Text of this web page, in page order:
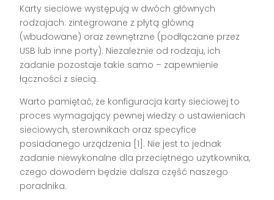
Karty sieciowe występują w dwóch głównych
rodzajach: zintegrowane z płytą główną
(wbudowane) oraz zewnętrzne (podłączane przez
USB lub inne porty). Niezależnie od rodzaju, ich
zadanie pozostaje takie samo – zapewnienie
łączności z siecią.
Warto pamiętać, że konfiguracja karty sieciowej to
proces wymagający pewnej wiedzy o ustawieniach
sieciowych, sterownikach oraz specyfice
posiadanego urządzenia [1]. Nie jest to jednak
zadanie niewykonalne dla przeciętnego użytkownika,
czego dowodem będzie dalsza część naszego
poradnika.